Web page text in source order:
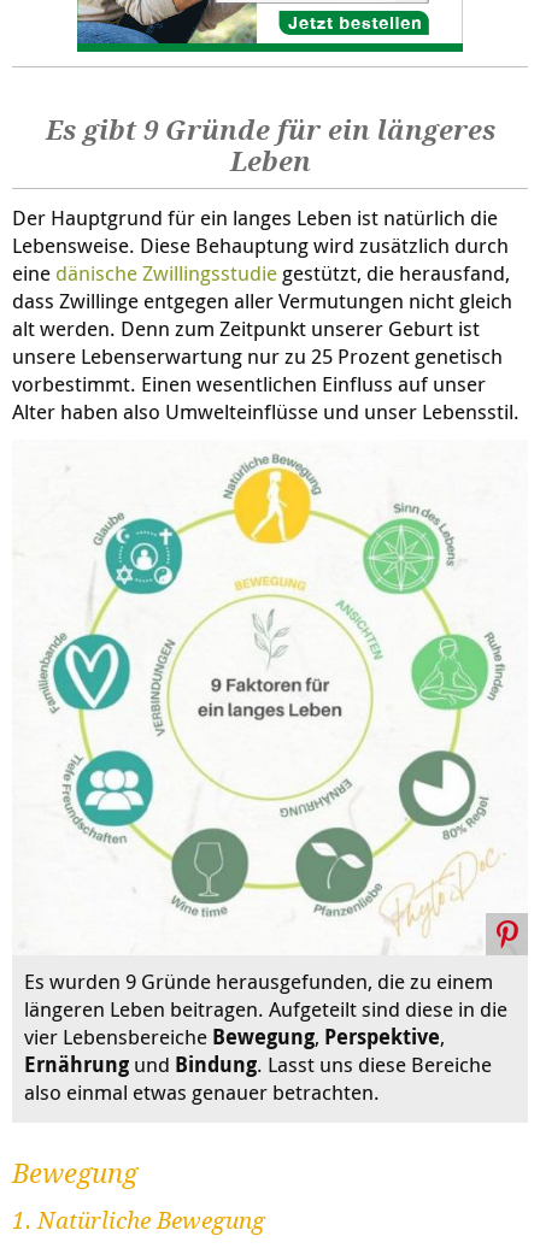
Es gibt 9 Gründe für ein längeres
Leben
Der Hauptgrund für ein langes Leben ist natürlich die
Lebensweise. Diese Behauptung wird zusätzlich durch
eine dänische Zwillingsstudie gestützt, die herausfand,
dass Zwillinge entgegen aller Vermutungen nicht gleich
alt werden. Denn zum Zeitpunkt unserer Geburt ist
unsere Lebenserwartung nur zu 25 Prozent genetisch
vorbestimmt. Einen wesentlichen Einfluss auf unser
Alter haben also Umwelteinflüsse und unser Lebensstil.
Es wurden 9 Gründe herausgefunden, die zu einem
längeren Leben beitragen. Aufgeteilt sind diese in die
vier Lebensbereiche Bewegung, Perspektive,
Ernährung und Bindung. Lasst uns diese Bereiche
also einmal etwas genauer betrachten.
Bewegung
1. Natürliche Bewegung